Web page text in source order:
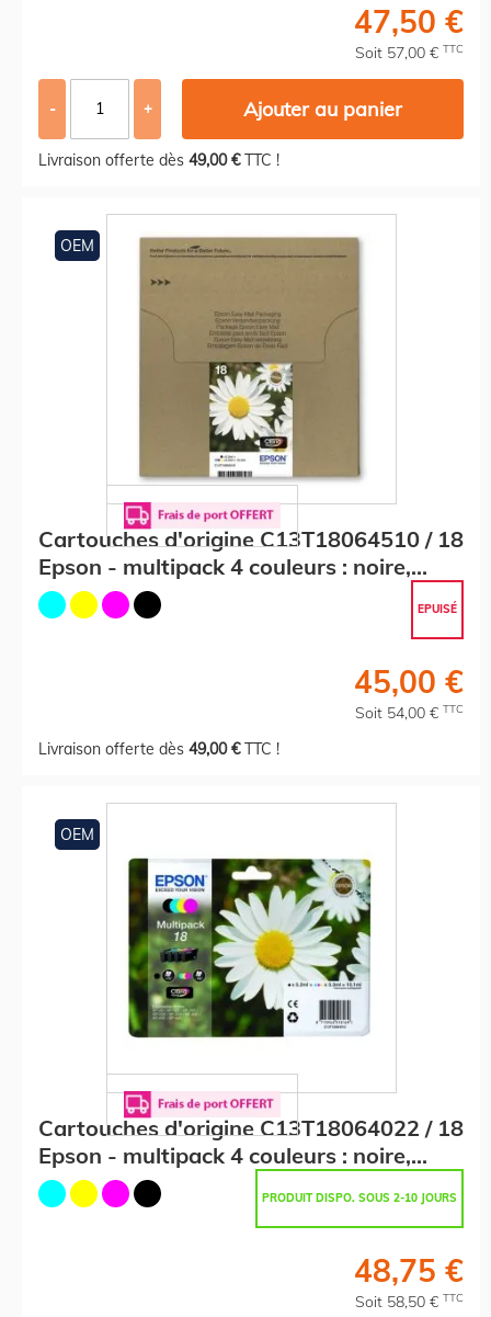
47,50 €
Soit 57,00 € TTC
- + Ajouter au panier
Livraison offerte dès 49,00 €TTC !
OEM
Cartouches d'origine C13T18064510 / 18
Epson - multipack 4 couleurs : noire,
cyan, magenta, jaune
EPUISÉ
45,00 €
Soit 54,00 € TTC
Livraison offerte dès 49,00 €TTC !
OEM
Cartouches d'origine C13T18064022 / 18
Epson - multipack 4 couleurs : noire,
cyan, magenta, jaune
PRODUIT DISPO. SOUS 2-10 JOURS
48,75 €
Soit 58,50 € TTC